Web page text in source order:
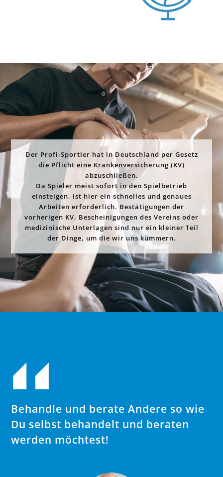
Der Profi-Sportler hat in Deutschland per Gesetz
die Pflicht eine Krankenversicherung (KV)
abzuschließen.
Da Spieler meist sofort in den Spielbetrieb
einsteigen, ist hier ein schnelles und genaues
Arbeiten erforderlich. Bestätigungen der
vorherigen KV, Bescheinigungen des Vereins oder
medizinische Unterlagen sind nur ein kleiner Teil
der Dinge, um die wir uns kümmern.
Behandle und berate Andere so wie
Du selbst behandelt und beraten
werden möchtest!